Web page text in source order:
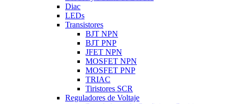
Diac
LEDs
Transistores
BJT NPN
BJT PNP
JFET NPN
MOSFET NPN
MOSFET PNP
TRIAC
Tiristores SCR
Reguladores de Voltaje